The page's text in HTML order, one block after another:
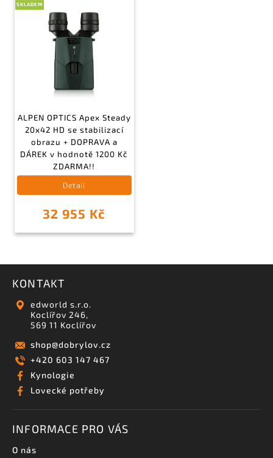
SKLADEM
ALPEN OPTICS Apex Steady
20x42 HD se stabilizací
obrazu + DOPRAVA a
DÁREK v hodnotě 1200 Kč
ZDARMA!!
32 955 Kč
Detail
KONTAKT
edworld s.r.o.
Koclířov 246,
569 11 Koclířov
shop@dobrylov.cz
+420 603 147 467
Kynologie
Lovecké potřeby
INFORMACE PRO VÁS
O nás